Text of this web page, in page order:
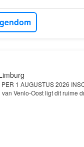
1 AUGUSTUS 2026
Venlo-Oost ligt dit ruime
balkons…